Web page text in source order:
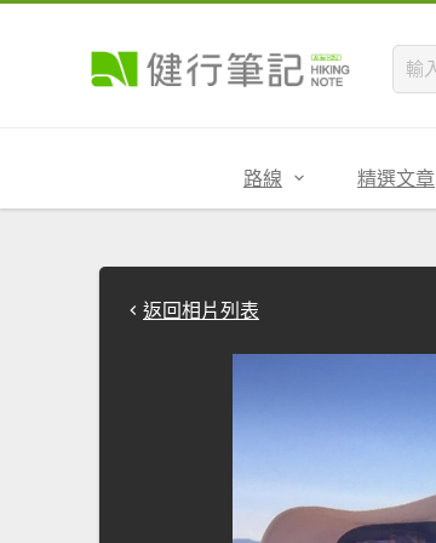
路線 精選文章
返回相片列表